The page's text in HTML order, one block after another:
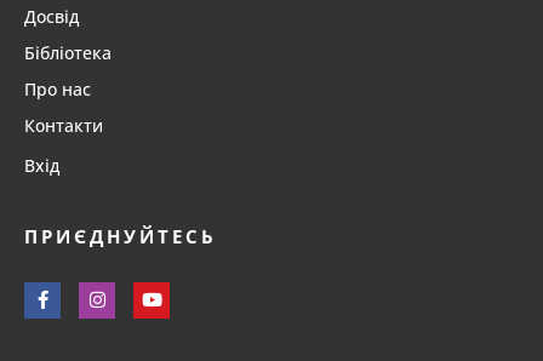
Досвід
Бібліотека
Про нас
Контакти
Вхід
ПРИЄДНУЙТЕСЬ